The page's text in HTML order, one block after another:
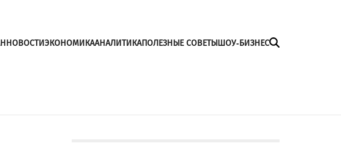
НОВОСТИЭКОНОМИКААНАЛИТИКАПОЛЕЗНЫЕ СОВЕТЫШОУ-БИЗНЕС